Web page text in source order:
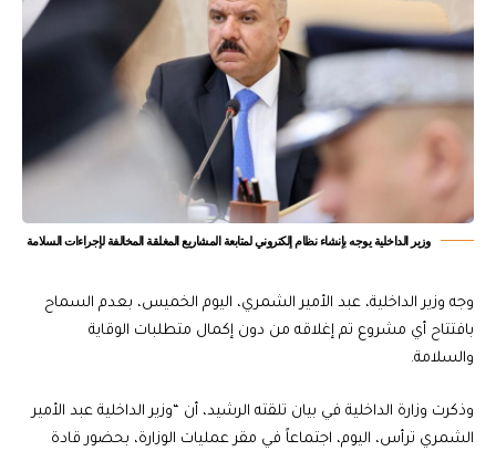
‏وزير الداخلية يوجه بإنشاء نظام إلكتروني لمتابعة المشاريع المغلقة المخالفة لإجراءات السلامة‬
وجه وزير الداخلية، عبد الأمير الشمري، اليوم الخميس، بعدم السماح
بافتتاح أي مشروع تم إغلاقه من دون إكمال متطلبات الوقاية
والسلامة.
وذكرت وزارة الداخلية في بيان تلقته الرشيد، أن “وزير الداخلية عبد الأمير
الشمري ترأس، اليوم، اجتماعاً في مقر عمليات الوزارة، بحضور قادة